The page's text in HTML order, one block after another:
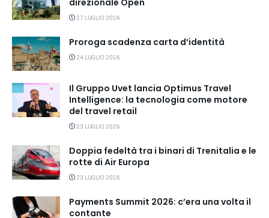
27 LUGLIO 2026
Proroga scadenza carta d’identità
24 LUGLIO 2026
Il Gruppo Uvet lancia Optimus Travel
Intelligence: la tecnologia come motore
del travel retail
23 LUGLIO 2026
Doppia fedeltà tra i binari di Trenitalia e le
rotte di Air Europa
23 LUGLIO 2026
Payments Summit 2026: c’era una volta il
contante